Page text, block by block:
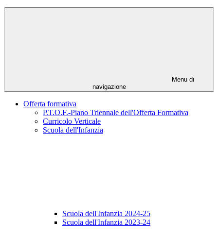
Menu di
navigazione
Offerta formativa
P.T.O.F.-Piano Triennale dell'Offerta Formativa
Curricolo Verticale
Scuola dell'Infanzia
Scuola dell'Infanzia 2024-25
Scuola dell'Infanzia 2023-24